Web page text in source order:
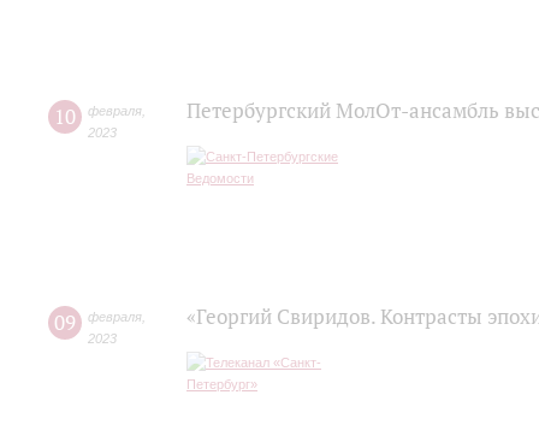
10 февраля
2023
Петербургский МолОт-ансамбль
09 февраля
2023
«Георгий Свиридов. Контрасты